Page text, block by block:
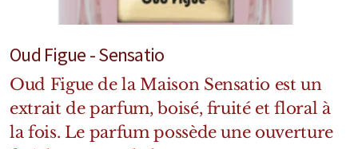
Oud Figue - Sensatio
Oud Figue de la Maison Sensatio est un
extrait de parfum, boisé, fruité et floral à
la fois. Le parfum possède une ouverture